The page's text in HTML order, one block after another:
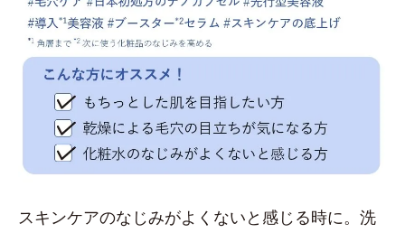
スキンケアのなじみがよくないと感じる時に。洗